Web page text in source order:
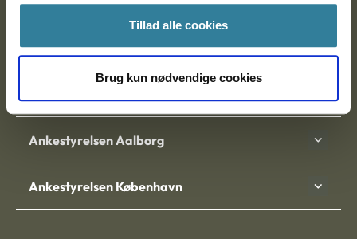
Tillad alle cookies
Brug kun nødvendige cookies
Nytorv 7, 2. sal
9000 Aalborg
Ankestyrelsen Aalborg
Ankestyrelsen København